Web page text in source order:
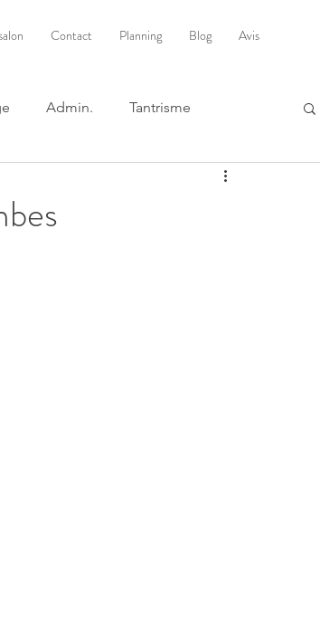
Contact Planning Blog Avis
Admin. Tantrisme